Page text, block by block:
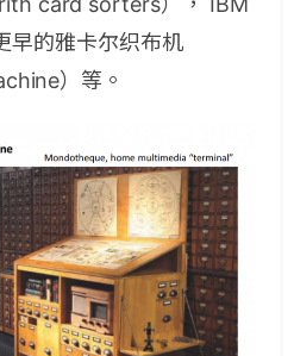
早的雅卡尔织布机
）等。